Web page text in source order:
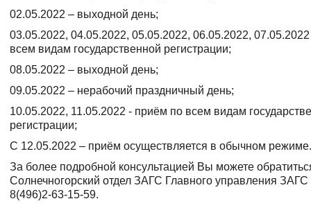
02.05.2022 – выходной день;
03.05.2022, 04.05.2022, 05.05.2022, 06.05.2022,
всем видам государственной регистрации;
08.05.2022 – выходной день;
09.05.2022 – нерабочий праздничный день;
10.05.2022, 11.05.2022 - приём по всем видам
регистрации;
С 12.05.2022 – приём осуществляется в обычном режиме.
За более подробной консультацией Вы можете
Солнечногорский отдел ЗАГС Главного управления
8(496)2-63-15-59.